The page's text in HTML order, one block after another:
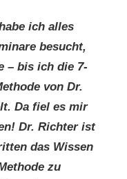
ich alles
besucht,
– bis ich die 7-
von Dr.
Da fiel es mir
Dr. Richter ist
das Wissen
zu